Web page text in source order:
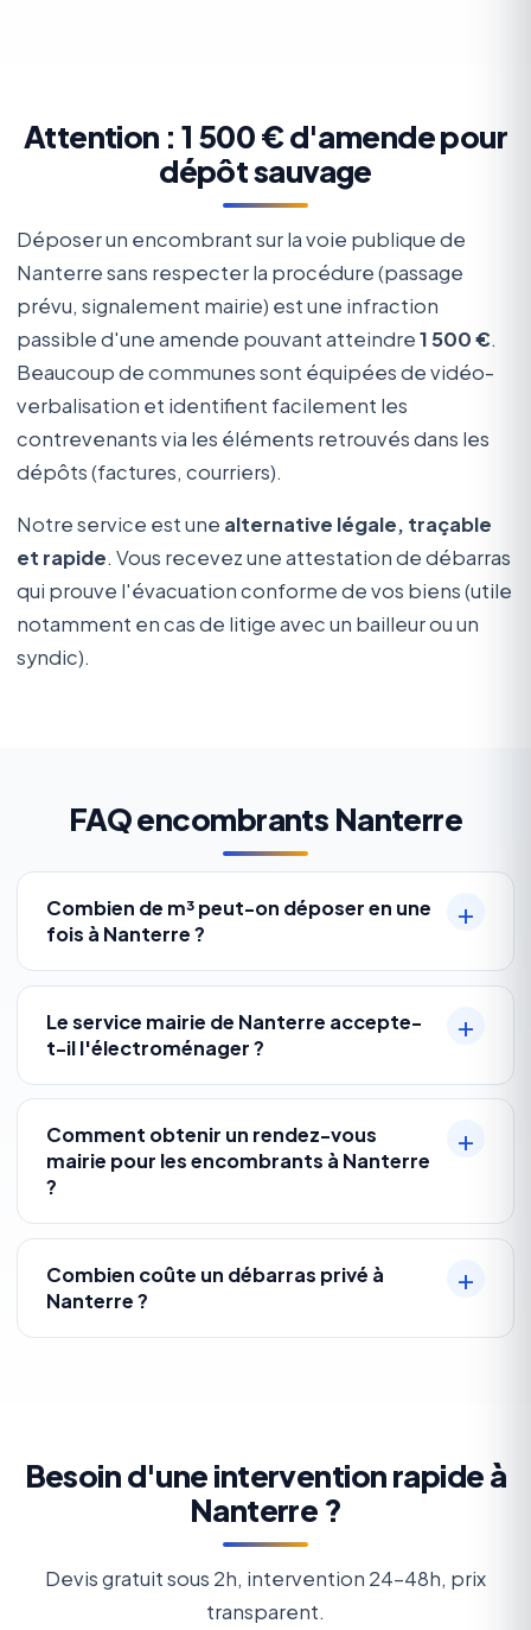
Attention : 1 500 € d'amende pour
dépôt sauvage
Déposer un encombrant sur la voie publique de
Nanterre sans respecter la procédure (passage
prévu, signalement mairie) est une infraction
passible d'une amende pouvant atteindre1 500 €.
Beaucoup de communes sont équipées de vidéo-
verbalisation et identifient facilement les
contrevenants via les éléments retrouvés dans les
dépôts (factures, courriers).
Notre service est une alternative légale, traçable
et rapide. Vous recevez une attestation de débarras
qui prouve l'évacuation conforme de vos biens (utile
notamment en cas de litige avec un bailleur ou un
syndic).
FAQ encombrants Nanterre
Combien de m³ peut-on déposer en une
fois à Nanterre ?
Le service mairie de Nanterre accepte-
t-il l'électroménager ?
Comment obtenir un rendez-vous
mairie pour les encombrants à Nanterre
?
Combien coûte un débarras privé à
Nanterre ?
Besoin d'une intervention rapide à
Nanterre ?
Devis gratuit sous 2h, intervention 24-48h, prix
transparent.